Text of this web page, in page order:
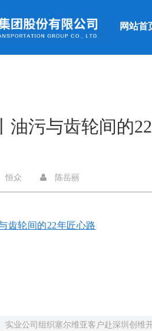
网站首
油污与齿轮间的
恒众 陈岳丽
齿轮间的22年匠心路